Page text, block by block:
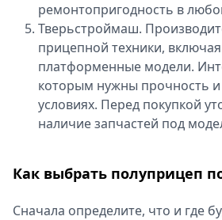
ремонтопригодность в
Тверьстроймаш.
прицепной техники,
платформенные модели.
которым нужны прочность
условиях. Перед покупкой
наличие запчастей под
Как выбрать полуприцеп
Сначала определите, что и где